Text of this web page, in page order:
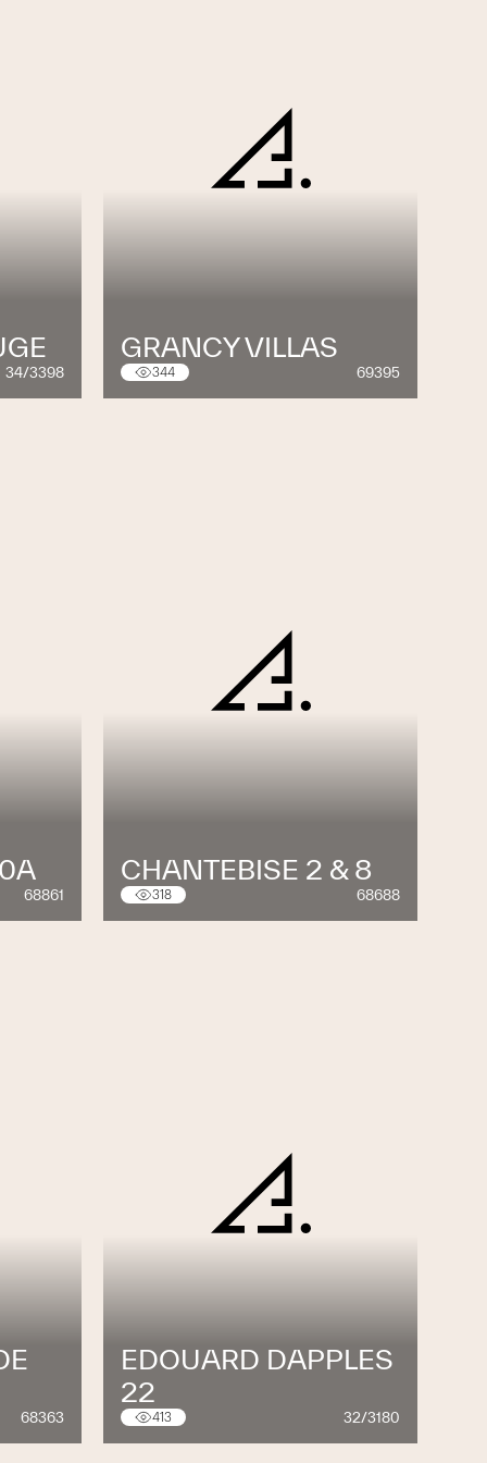
34/3398
GRANCY VILLAS
344 69395
68861
CHANTEBISE 2 & 8
318 68688
68363
EDOUARD DAPPLES
22
413 32/3180